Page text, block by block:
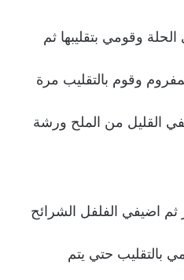
وقومي بتقليبها ثم
وقوم بالتقليب مرة
القليل من الملح ورشة
ثم اضيفي الفلفل الشرائح
بالتقليب حتي يتم